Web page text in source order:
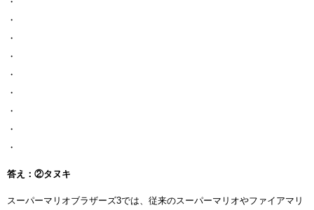
・
・
・
・
・
・
・
・
答え：②タヌキ
スーパーマリオブラザーズ3では、従来のスーパーマリオやファイアマリ